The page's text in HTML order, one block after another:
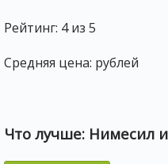
Рейтинг: 4 из 5
Средняя цена: рублей
Что лучше: Нимесил